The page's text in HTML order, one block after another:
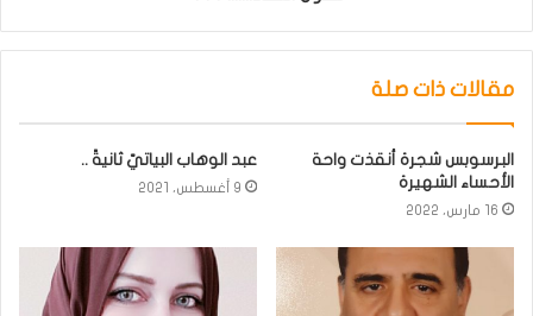
مقالات ذات صلة
البرسوبس شجرة أنقذت واحة
الأحساء الشهيرة
16 مارس، 2022
عبد الوهاب البياتيّ ثانيةً ..
9 أغسطس، 2021